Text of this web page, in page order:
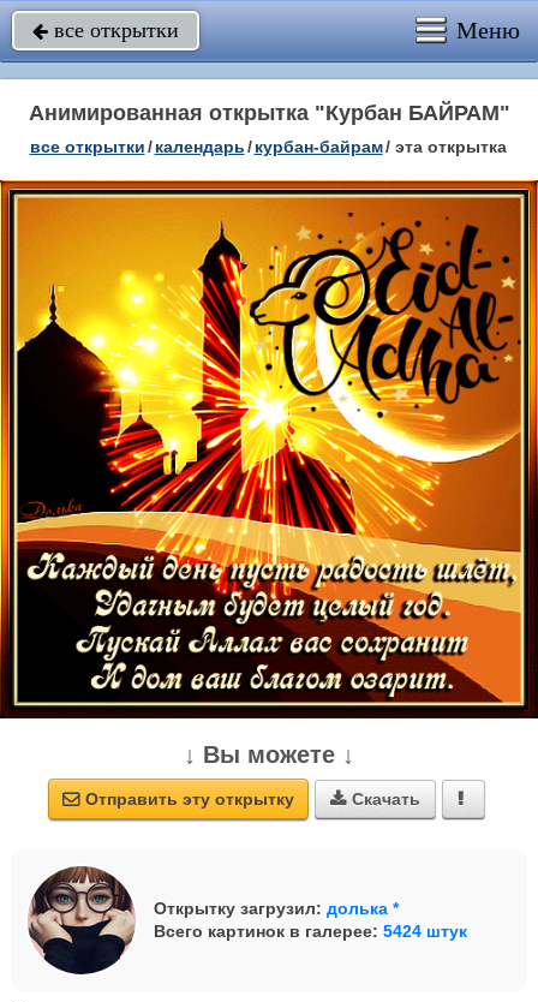
 все открытки Меню
Анимированная открытка "Курбан БАЙРАМ"
все открытки/ календарь/ курбан-байрам/ эта открытка
↓ Вы можете ↓
 Отправить эту открытку  Скачать 
Открытку загрузил: долька *
Всего картинок в галерее: 5424 штук